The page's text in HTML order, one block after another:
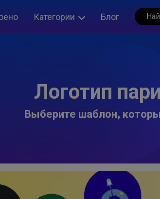
Категории Блог
Логотип
Выберите шаблон,